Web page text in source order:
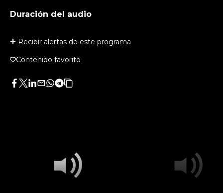
Duración del audio
Recibir alertas de este programa
Contenido favorito
Facebook
Twitter
LinkedIn
Enviar
Whatsapp
Telegram
Copiar